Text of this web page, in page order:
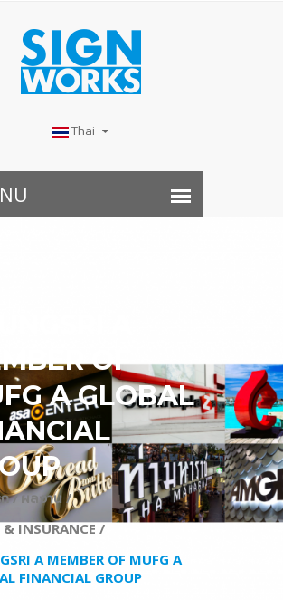
Thai
OF
A GLOBAL
/ผลงาน /
INSURANCE /
A MEMBER OF MUFG A
FINANCIAL GROUP